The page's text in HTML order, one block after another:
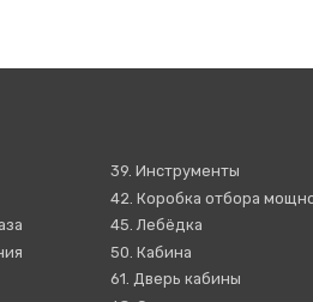
39. Инструменты
42. Коробка отбора
45. Лебёдка
50. Кабина
61. Дверь кабины